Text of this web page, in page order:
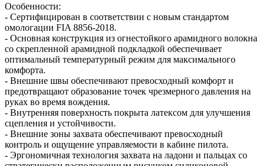
Особенности:
- Сертифицирован в соответствии с новым стандартом
омологации FIA 8856-2018.
- Основная конструкция из огнестойкого арамидного волокна
со скрепленной арамидной подкладкой обеспечивает
оптимальный температурный режим для максимального
комфорта.
- Внешние швы обеспечивают превосходный комфорт и
предотвращают образование точек чрезмерного давления на
руках во время вождения.
- Внутренняя поверхность покрыта латексом для улучшения
сцепления и устойчивости.
- Внешние зоны захвата обеспечивают превосходный
контроль и ощущение управляемости в кабине пилота.
- Эргономичная технология захвата на ладони и пальцах со